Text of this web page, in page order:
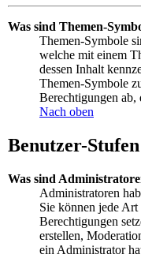
Was sind Themen-
Themen-Symbole
welche mit einem
dessen Inhalt
Themen-Symbole
Berechtigungen
Nach oben
Benutzer-
Was sind
Administratoren
Sie können jede
Berechtigungen
erstellen,
ein Administrator